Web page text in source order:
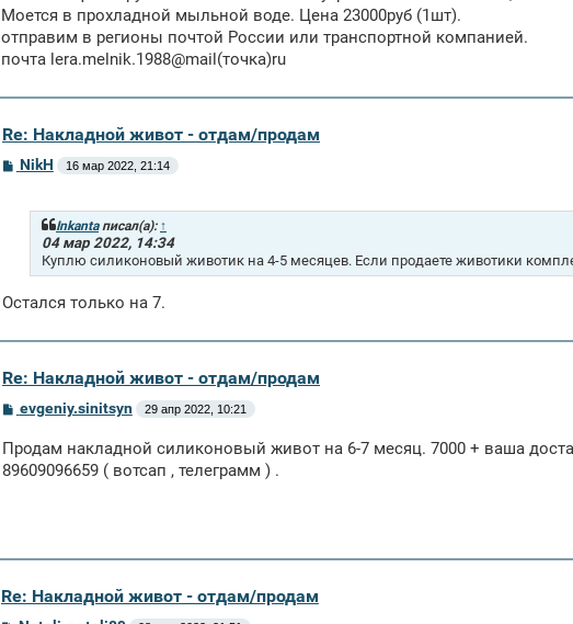
Моется в прохладной мыльной воде. Цена 23000руб (1шт).
отправим в регионы почтой России или транспортной компанией.
почта lera.melnik.1988@mail(точка)ru
Re: Накладной живот - отдам/продам
СNikH 16 мар 2022, 21:14
Inkantaписал(а): ↑
04 мар 2022, 14:34
Куплю силиконовый животик на 4-5 месяцев. Если продаете животики
Остался только на 7.
Re: Накладной живот - отдам/продам
С
б
щ
evgeniy.sinitsyn 29 апр 2022, 10:21
Продам накладной силиконовый живот на 6-7 месяц. 7000 + ваша
89609096659 ( вотсап , телеграмм ) .
Re: Накладной живот - отдам/продам